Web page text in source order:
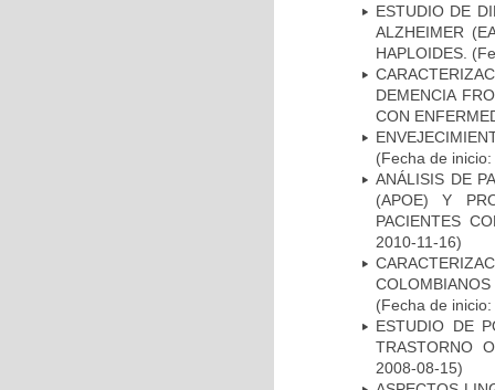
ESTUDIO DE
ALZHEIMER
HAPLOIDES.
DEMENCIA
CON
(Fecha de
ANÁLISIS DE
(APOE) Y
PACIENTES
2010-11-16)
(Fecha de
ESTUDIO DE
TRASTORNO
2008-08-15)